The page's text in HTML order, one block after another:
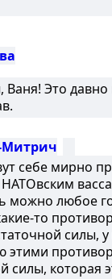
Ваня! Это давно
Митрич
себе мирно
можно любое
то
силы, у
этими
силы, которая